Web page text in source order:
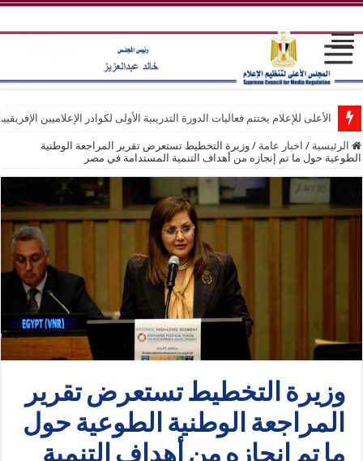
الأعلى للإعلام يختتم فعاليات الدورة التدريبية الأولى لكوادر الإعلاميين
الرئيسية / اخبار عامة / وزيرة التخطيط تستعرض تقرير المراجعة الوطنية
الطوعية حول ما تم إنجازه من أهداف التنمية المستدامة في مصر
وزيرة التخطيط تستعرض تقرير
المراجعة الوطنية الطوعية حول